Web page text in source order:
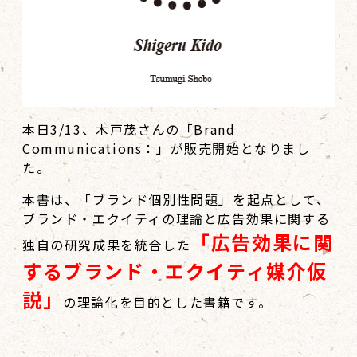
本日3/13、木戸茂さんの「Brand
Communications：」が販売開始となりまし
た。
本書は、「ブランド個別性問題」を起点として、
ブランド・エクイティの理論と広告効果に関する
独自の研究成果を統合した
「広告効果に関
するブランド・エクイティ媒介仮
説」 の理論化を目的とした書籍です。